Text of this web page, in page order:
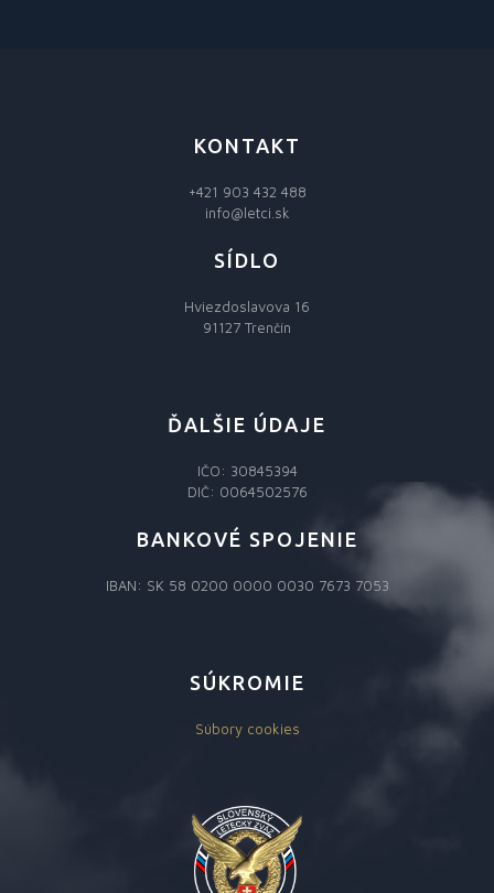
KONTAKT
+421 903 432 488
info@letci.sk
SÍDLO
Hviezdoslavova 16
91127 Trenčín
ĎALŠIE ÚDAJE
IČO: 30845394
DIČ: 0064502576
BANKOVÉ SPOJENIE
IBAN: SK 58 0200 0000 0030 7673 7053
SÚKROMIE
Súbory cookies